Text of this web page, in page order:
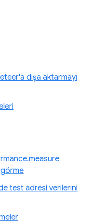
dışa aktarmayı
görme
test adresi verilerini